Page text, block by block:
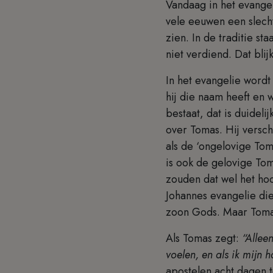
Vandaag in het
vele eeuwen een
zien. In de traditie
niet verdiend. Dat
In het evangelie
hij die naam heeft en
bestaat, dat is
over Tomas. Hij
als de ‘ongelovige
is ook de gelovige
zouden dat wel het
Johannes evangelie
zoon Gods. Maar
Als Tomas zegt:
voelen, en als ik mijn